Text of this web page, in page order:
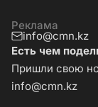
Реклама
info@cmn.kz
Есть чем
Пришли свою
info@cmn.kz